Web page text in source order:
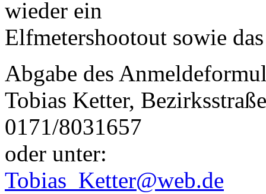
wieder ein
Elfmetershootout sowie
Abgabe des
Tobias Ketter,
0171/8031657
oder unter:
Tobias_Ketter@web.de